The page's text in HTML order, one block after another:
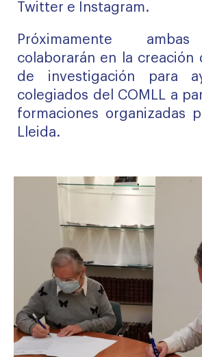
Twitter e Instagram.
Próximamente
colaborarán en la creación
de investigación para
colegiados del COMLL a
formaciones organizadas
Lleida.